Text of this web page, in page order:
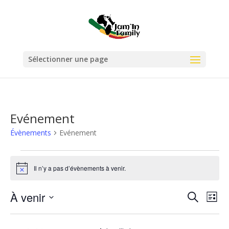
Sélectionner une page
Evénement
Évènements Evénement
Évènements
Notice Il n’y a pas d’évènements à venir.
et
Recherche
de
Liste
À venir